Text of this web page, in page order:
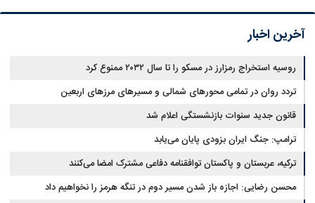
آخرین اخبار
روسیه استخراج رمزارز در مسکو را تا سال ۲۰۳۲ ممنوع کرد
تردد روان در تمامی محورهای شمالی و مسیرهای مرزهای اربعین
قانون جدید سنوات بازنشستگی اعلام شد
ترامپ: جنگ ایران بزودی پایان می‌یابد
ترکیه، عربستان و پاکستان توافقنامه دفاعی مشترک امضا می‌کنند
محسن رضایی: اجازه باز شدن مسیر دوم در تنگه هرمز را نخواهیم داد